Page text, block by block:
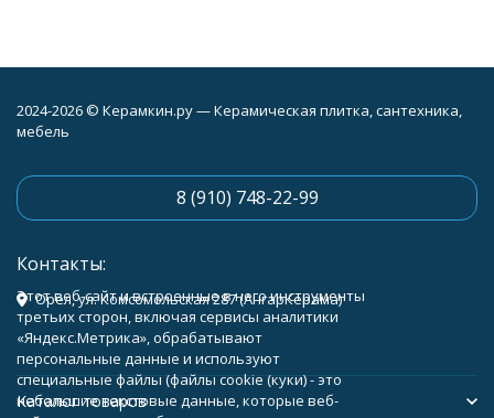
2024-2026 © Керамкин.ру — Керамическая плитка, сантехника,
мебель
8 (910) 748-22-99
Контакты:
Орёл, ул. Комсомольская 287 (АнгарКерама)
Каталог товаров
Этот веб-сайт и встроенные в него инструменты
третьих сторон, включая сервисы аналитики
«Яндекс.Метрика», обрабатывают
персональные данные и используют
специальные файлы (файлы cookie (куки) - это
небольшие текстовые данные, которые веб-